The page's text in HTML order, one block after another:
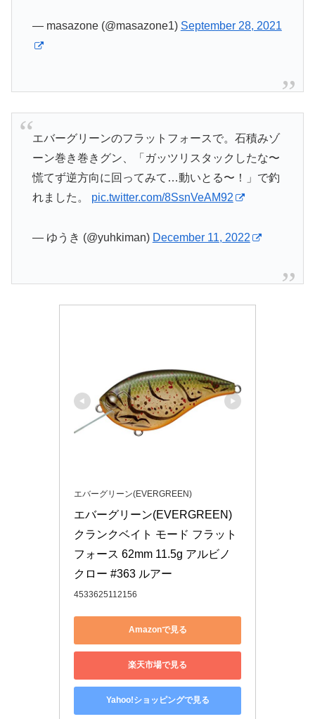
— masazone (@masazone1) September 28, 2021
エバーグリーンのフラットフォースで。石積みゾ
ーン巻き巻きグン、「ガッツリスタックしたな〜
慌てず逆方向に回ってみて…動いとる〜！」で釣
れました。 pic.twitter.com/8SsnVeAM92
— ゆうき (@yuhkiman) December 11, 2022
エバーグリーン(EVERGREEN)
エバーグリーン(EVERGREEN)
クランクベイト モード フラット
フォース 62mm 11.5g アルビノ
クロー #363 ルアー
4533625112156
Amazonで見る
楽天市場で見る
Yahoo!ショッピングで見る